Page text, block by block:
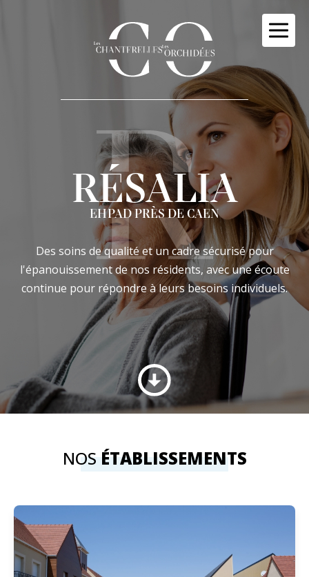
RÉSALIA
EHPAD PRÈS DE CAEN
Des soins de qualité et un cadre sécurisé pour
l'épanouissement de nos résidents, avec une écoute
continue pour répondre à leurs besoins individuels.
NOS ÉTABLISSEMENTS